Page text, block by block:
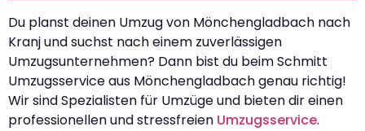
Du planst deinen Umzug von Mönchengladbach nach
Kranj und suchst nach einem zuverlässigen
Umzugsunternehmen? Dann bist du beim Schmitt
Umzugsservice aus Mönchengladbach genau richtig!
Wir sind Spezialisten für Umzüge und bieten dir einen
professionellen und stressfreien Umzugsservice.